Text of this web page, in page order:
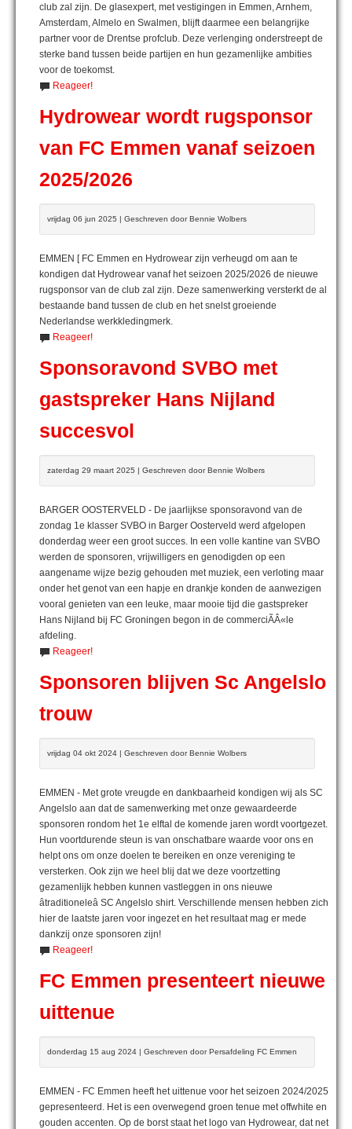
club zal zijn. De glasexpert, met vestigingen in Emmen, Arnhem,
Amsterdam, Almelo en Swalmen, blijft daarmee een belangrijke
partner voor de Drentse profclub. Deze verlenging onderstreept de
sterke band tussen beide partijen en hun gezamenlijke ambities
voor de toekomst.
Reageer!
Hydrowear wordt rugsponsor
van FC Emmen vanaf seizoen
2025/2026
vrijdag 06 jun 2025 | Geschreven door Bennie Wolbers
EMMEN [ FC Emmen en Hydrowear zijn verheugd om aan te
kondigen dat Hydrowear vanaf het seizoen 2025/2026 de nieuwe
rugsponsor van de club zal zijn. Deze samenwerking versterkt de al
bestaande band tussen de club en het snelst groeiende
Nederlandse werkkledingmerk.
Reageer!
Sponsoravond SVBO met
gastspreker Hans Nijland
succesvol
zaterdag 29 maart 2025 | Geschreven door Bennie Wolbers
BARGER OOSTERVELD - De jaarlijkse sponsoravond van de
zondag 1e klasser SVBO in Barger Oosterveld werd afgelopen
donderdag weer een groot succes. In een volle kantine van SVBO
werden de sponsoren, vrijwilligers en genodigden op een
aangename wijze bezig gehouden met muziek, een verloting maar
onder het genot van een hapje en drankje konden de aanwezigen
vooral genieten van een leuke, maar mooie tijd die gastspreker
Hans Nijland bij FC Groningen begon in de commerciÃÂ«le
afdeling.
Reageer!
Sponsoren blijven Sc Angelslo
trouw
vrijdag 04 okt 2024 | Geschreven door Bennie Wolbers
EMMEN - Met grote vreugde en dankbaarheid kondigen wij als SC
Angelslo aan dat de samenwerking met onze gewaardeerde
sponsoren rondom het 1e elftal de komende jaren wordt voortgezet.
Hun voortdurende steun is van onschatbare waarde voor ons en
helpt ons om onze doelen te bereiken en onze vereniging te
versterken. Ook zijn we heel blij dat we deze voortzetting
gezamenlijk hebben kunnen vastleggen in ons nieuwe
âtraditioneleâ SC Angelslo shirt. Verschillende mensen hebben zich
hier de laatste jaren voor ingezet en het resultaat mag er mede
dankzij onze sponsoren zijn!
Reageer!
FC Emmen presenteert nieuwe
uittenue
donderdag 15 aug 2024 | Geschreven door Persafdeling FC Emmen
EMMEN - FC Emmen heeft het uittenue voor het seizoen 2024/2025
gepresenteerd. Het is een overwegend groen tenue met offwhite en
gouden accenten. Op de borst staat het logo van Hydrowear, dat net